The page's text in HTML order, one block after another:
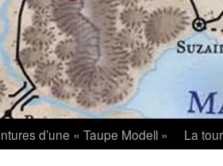
d’une « Taupe Modell » La